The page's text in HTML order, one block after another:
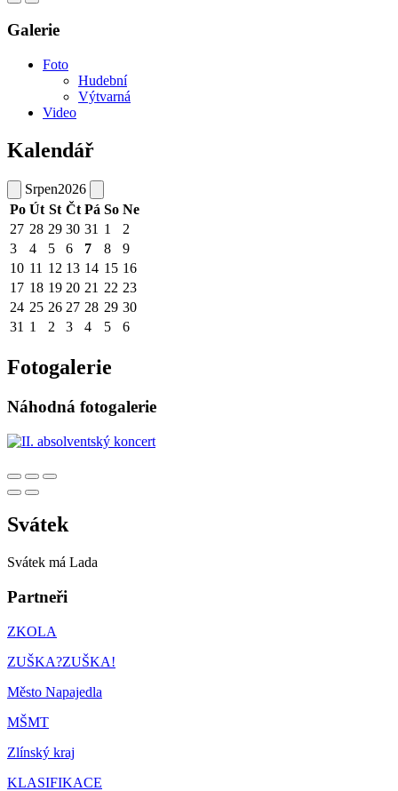
Galerie
Foto
Hudební
Výtvarná
Video
Kalendář
Srpen2026
Po Út St Čt Pá So Ne
27 28 29 30 31 1
2
3
4 5 6 7 8
9
10 11 12 13 14 15 16
17 18 19 20 21 22 23
24 25 26 27 28 29 30
31 1 2 3 4 5 6
Fotogalerie
Náhodná fotogalerie
Svátek
Svátek má Lada
Partneři
ZKOLA
ZUŠKA?ZUŠKA!
Město Napajedla
MŠMT
Zlínský kraj
KLASIFIKACE